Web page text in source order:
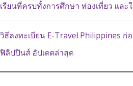
เรียนที่ครบทั้งการศึกษา ท่องเที่ยว และ
วิธีลงทะเบียน E-Travel Philippines ก่
ฟิลิปปินส์ อัปเดตล่าสุด